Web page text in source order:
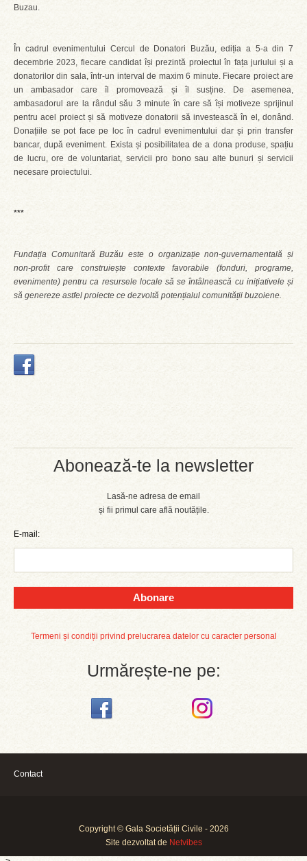
Abonează-te la newsletter
Lasă-ne adresa de email
și fii primul care află noutățile.
E-mail:
Abonare
Termeni și condiții privind prelucrarea datelor cu caracter personal
Urmărește-ne pe:
Buzau.
În cadrul evenimentului Cercul de Donatori Buzău, ediția a 5-a din 7
decembrie 2023, fiecare candidat își prezintă proiectul în fața juriului și a
donatorilor din sala, într-un interval de maxim 6 minute. Fiecare proiect are
un ambasador care îl promovează și îl susține. De asemenea,
ambasadorul are la rândul său 3 minute în care să își motiveze sprijinul
pentru acel proiect și să motiveze donatorii să investească în el, donând.
Donațiile se pot face pe loc în cadrul evenimentului dar și prin transfer
bancar, după eveniment. Exista și posibilitatea de a dona produse, spațiu
de lucru, ore de voluntariat, servicii pro bono sau alte bunuri și servicii
necesare proiectului.
***
Fundația Comunitară Buzău este o organizație non-guvernamentală și
non-profit care construiește contexte favorabile (fonduri, programe,
evenimente) pentru ca resursele locale să se întâlnească cu inițiativele și
să genereze astfel proiecte ce dezvoltă potențialul comunității buzoiene.
Contact
Copyright © Gala Societății Civile - 2026
Site dezvoltat de Netvibes